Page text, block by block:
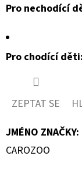
Pro nechodící
Pro chodící děti:
ZEPTAT SE
JMÉNO ZNAČKY:
CAROZOO